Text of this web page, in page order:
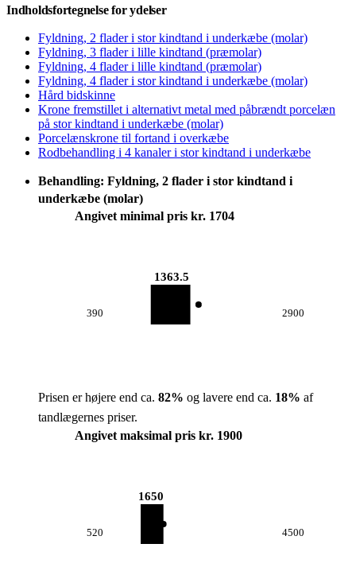
Indholdsfortegnelse for ydelser
Fyldning, 2 flader i stor kindtand i underkæbe (molar)
Fyldning, 3 flader i lille kindtand (præmolar)
Fyldning, 4 flader i lille kindtand (præmolar)
Fyldning, 4 flader i stor kindtand i underkæbe (molar)
Hård bidskinne
Krone fremstillet i alternativt metal med påbrændt porcelæn
på stor kindtand i underkæbe (molar)
Porcelænskrone til fortand i overkæbe
Rodbehandling i 4 kanaler i stor kindtand i underkæbe
Behandling: Fyldning, 2 flader i stor kindtand i
underkæbe (molar)
Angivet minimal pris kr. 1704
390
1363.5
2900
Prisen er højere end ca. 82% og lavere end ca. 18% af
tandlægernes priser.
Angivet maksimal pris kr. 1900
520
1650
4500